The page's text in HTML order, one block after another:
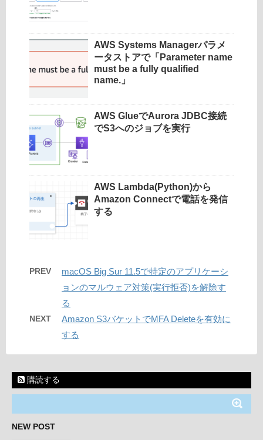
AWS Systems Managerパラメ
ータストアで「Parameter name
must be a fully qualified
name.」
AWS GlueでAurora JDBC接続
でS3へのジョブを実行
AWS Lambda(Python)から
Amazon Connectで電話を発信
する
PREV
macOS Big Sur 11.5で特定のアプリケーシ
ョンのマルウェア対策(実行拒否)を解除す
る
NEXT
Amazon S3バケットでMFA Deleteを有効に
する
購読する
NEW POST